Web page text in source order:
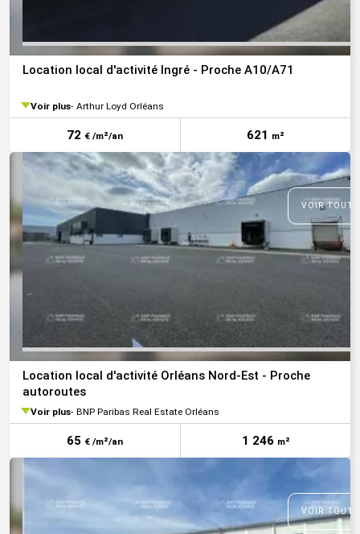
Location local d'activité Ingré - Proche A10/A71
Voir plus Arthur Loyd Orléans
72 € /m²/an 621 m²
VOIR
Location local d'activité Orléans Nord-Est - Proche
autoroutes
Voir plus BNP Paribas Real Estate Orléans
65 € /m²/an 1 246 m²
VOIR